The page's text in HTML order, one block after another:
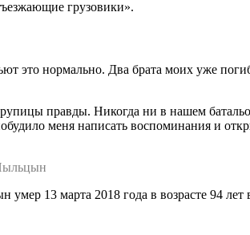
грузовики».
это нормально. Два брата моих уже
правды. Никогда ни в нашем
меня написать воспоминания и
13 марта 2018 года в возрасте 94 лет